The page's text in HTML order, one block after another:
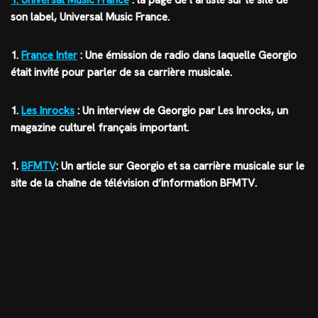
son label, Universal Music France.
1. France Inter : Une émission de radio dans laquelle Georgio
était invité pour parler de sa carrière musicale.
1. Les Inrocks : Un interview de Georgio par Les Inrocks, un
magazine culturel français important.
1. BFMTV: Un article sur Georgio et sa carrière musicale sur le
site de la chaîne de télévision d’information BFMTV.